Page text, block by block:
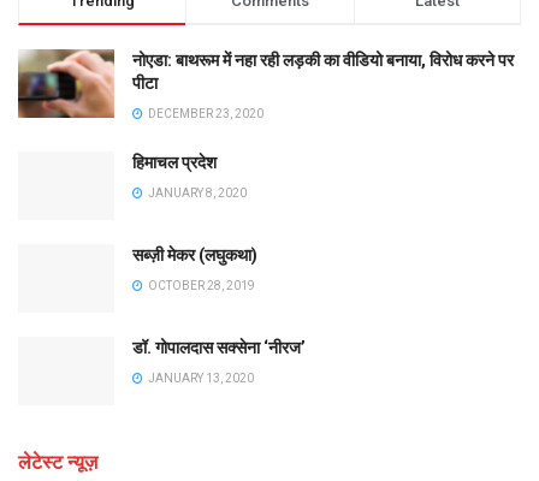
नोएडा: बाथरूम में नहा रही लड़की का वीडियो बनाया, विरोध करने पर
पीटा
DECEMBER 23, 2020
हिमाचल प्रदेश
JANUARY 8, 2020
सब्ज़ी मेकर (लघुकथा)
OCTOBER 28, 2019
डॉ. गोपालदास सक्सेना ‘नीरज’
JANUARY 13, 2020
लेटेस्ट न्यूज़